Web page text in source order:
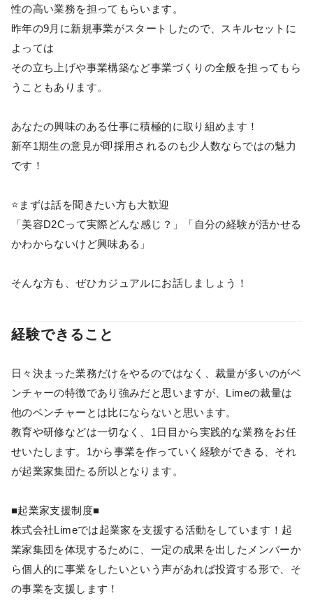
性の高い業務を担ってもらいます。
昨年の9月に新規事業がスタートしたので、スキルセットに
よっては
その立ち上げや事業構築など事業づくりの全般を担ってもら
うこともあります。
あなたの興味のある仕事に積極的に取り組めます！
新卒1期生の意見が即採用されるのも少人数ならではの魅力
です！
⭐まずは話を聞きたい方も大歓迎
「美容D2Cって実際どんな感じ？」「自分の経験が活かせる
かわからないけど興味ある」
そんな方も、ぜひカジュアルにお話しましょう！
経験できること
日々決まった業務だけをやるのではなく、裁量が多いのがベ
ンチャーの特徴であり強みだと思いますが、Limeの裁量は
他のベンチャーとは比にならないと思います。
教育や研修などは一切なく、1日目から実践的な業務をお任
せいたします。1から事業を作っていく経験ができる、それ
が起業家集団たる所以となります。
■起業家支援制度■
株式会社Limeでは起業家を支援する活動をしています！起
業家集団を体現するために、一定の成果を出したメンバーか
ら個人的に事業をしたいという声があれば投資する形で、そ
の事業を支援します！